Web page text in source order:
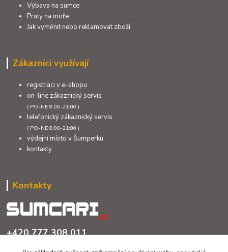
Výbava na sumce
Pruty na moře
Jak vyměnit nebo reklamovat zboží
Zákazníci využívají
registraci v e-shopu
on-line zákaznický servis
( PO-NE 8:00-21:00 )
telefonický zákaznický servis
( PO-NE 8:00-21:00 )
výdejní místo v Šumperku
kontakty
Kontakty
+420 777 308 011